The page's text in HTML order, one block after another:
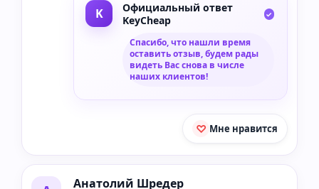
Официальный ответ
KeyCheap
Спасибо, что нашли время
оставить отзыв, будем рады
видеть Вас снова в числе
наших клиентов!
Мне нравится
Анатолий Шредер